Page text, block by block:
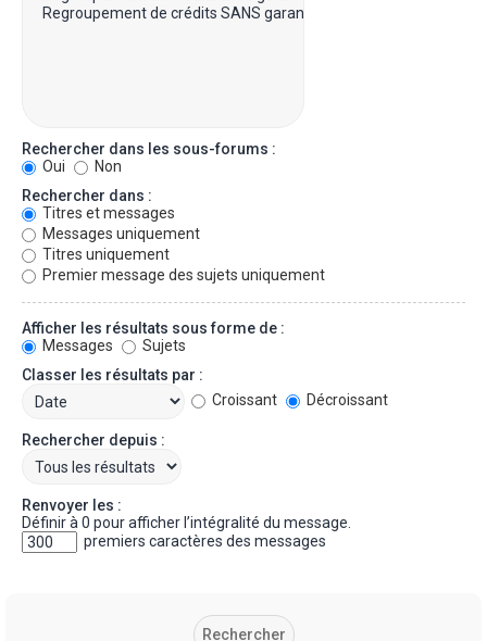
Rechercher dans les sous-forums :
Oui
Non
Rechercher dans :
Titres et messages
Messages uniquement
Titres uniquement
Premier message des sujets uniquement
Afficher les résultats sous forme de :
Messages
Sujets
Classer les résultats par :
Croissant
Décroissant
Rechercher depuis :
Renvoyer les :
Définir à 0 pour afficher l’intégralité du message.
premiers caractères des messages